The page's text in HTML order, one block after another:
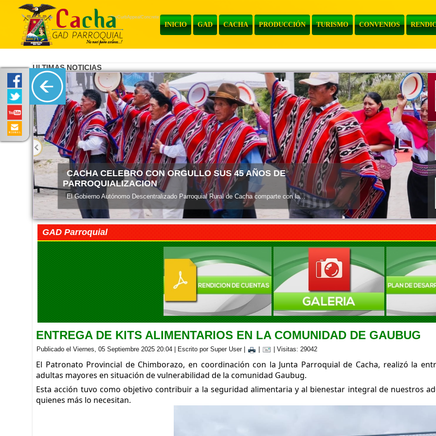
INICIO GAD CACHA PRODUCCIÓN TURISMO CONVENIOS
ProCurbAppealConcrete
ULTIMAS NOTICIAS
ENTREGA DE MATERIALES
El Gobierno Autónomo Descentralizado Parroquial Rural de Cacha informa a la...
GAD Parroquial
ENTREGA DE KITS ALIMENTARIOS EN LA COMUNIDAD DE GAUBUG
Publicado el Viernes, 05 Septiembre 2025 20:04 Escrito por Super User| | Visitas: 29042
El Patronato Provincial de Chimborazo, en coordinación con la Junta Parroquial de Cacha, realizó la
adultas mayores en situación de vulnerabilidad de la comunidad Gaubug.
Esta acción tuvo como objetivo contribuir a la seguridad alimentaria y al bienestar integral de nuestros
quienes más lo necesitan.